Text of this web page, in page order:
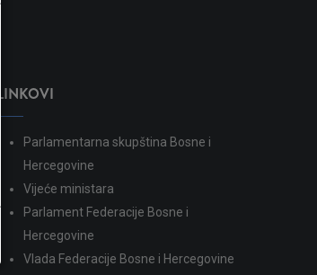
LINKOVI
Parlamentarna skupština Bosne i
Hercegovine
Vijeće ministara
Parlament Federacije Bosne i
Hercegovine
Vlada Federacije Bosne i Hercegovine